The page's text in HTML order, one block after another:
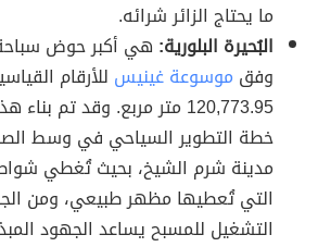
ما يحتاج الزائر شرائه.
البُحيرة البلورية: هي أكبر حوض
وفق موسوعة غينيس للأرقام
120,773.95 متر مربع. وقد تم
خطة التطوير السياحي في وسط
مدينة شرم الشيخ، بحيث تُغطي
التي تُعطيها مظهر طبيعي، ومن
التشغيل للمسبح يساعد الجهود